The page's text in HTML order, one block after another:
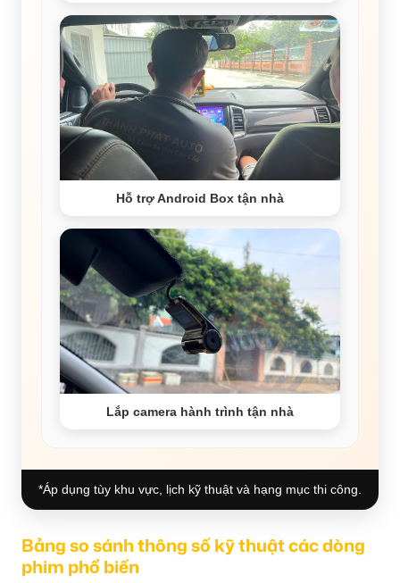
Hỗ trợ Android Box tận nhà
Lắp camera hành trình tận nhà
*Áp dụng tùy khu vực, lịch kỹ thuật và hạng mục thi công.
Bảng so sánh thông số kỹ thuật các dòng
phim phổ biến